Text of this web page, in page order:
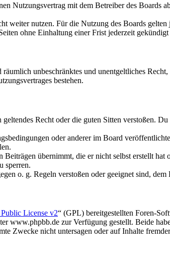
Nutzungsvertrag mit dem Betreiber des Boards
weiter nutzen. Für die Nutzung des Boards
ohne Einhaltung einer Frist jederzeit
unbeschränktes und unentgeltliches
bestehen.
Recht oder die guten Sitten verstoßen.
oder anderer im Board
übernimmt, die er nicht selbst erstellt hat
sperren.
o. g. Regeln verstoßen oder geeignet sind,
License v2“ (GPL) bereitgestellten Foren-
www.phpbb.de zur Verfügung gestellt. Beide
Zwecke nicht untersagen oder auf Inhalte